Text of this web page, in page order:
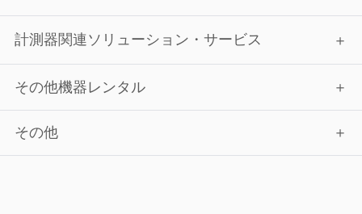
計測器関連ソリューション・サービス
その他機器レンタル
その他